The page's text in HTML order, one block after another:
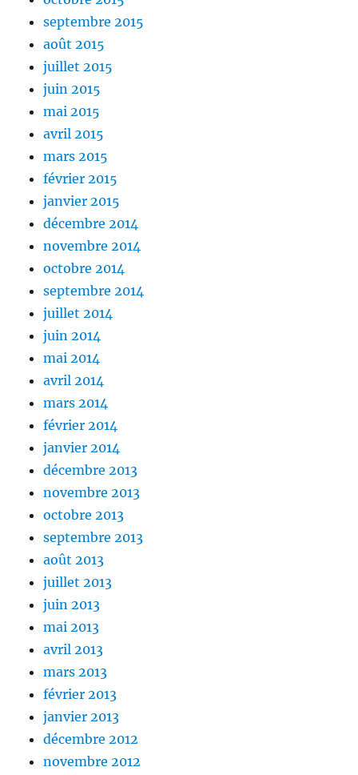
septembre 2015
août 2015
juillet 2015
juin 2015
mai 2015
avril 2015
mars 2015
février 2015
janvier 2015
décembre 2014
novembre 2014
octobre 2014
septembre 2014
juillet 2014
juin 2014
mai 2014
avril 2014
mars 2014
février 2014
janvier 2014
décembre 2013
novembre 2013
octobre 2013
septembre 2013
août 2013
juillet 2013
juin 2013
mai 2013
avril 2013
mars 2013
février 2013
janvier 2013
décembre 2012
novembre 2012